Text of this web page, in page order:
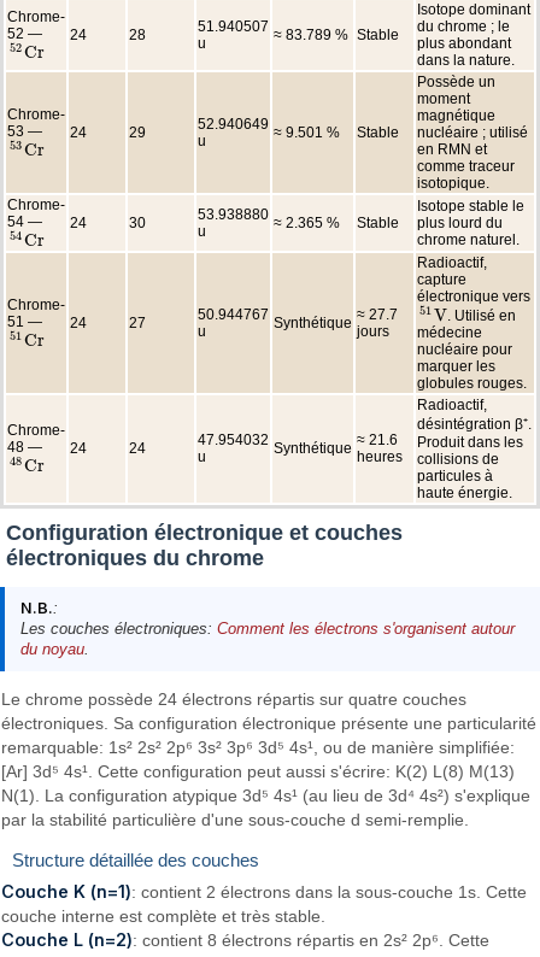
Chrome-
52 —
52Cr
52Cr
24 28
51.940507
u
≈ 83.789 % Stable
Isotope dominant
du chrome ; le
plus abondant
dans la nature.
Chrome-
53 —
53Cr
53Cr
24 29
52.940649
u
≈ 9.501 % Stable
Possède un
moment
magnétique
nucléaire ; utilisé
en RMN et
comme traceur
isotopique.
Chrome-
54 —
54Cr
54Cr
24 30
53.938880
u
≈ 2.365 % Stable
Isotope stable le
plus lourd du
chrome naturel.
Chrome-
51 —
51Cr
51Cr
24 27
50.944767
u
Synthétique ≈ 27.7
jours
Radioactif,
capture
électronique vers
51V
51 V . Utilisé en
médecine
nucléaire pour
marquer les
globules rouges.
Chrome-
48 —
48Cr
48Cr
24 24
47.954032
u
Synthétique ≈ 21.6
heures
Radioactif,
désintégration β⁺.
Produit dans les
collisions de
particules à
haute énergie.
Configuration électronique et couches
électroniques du chrome
N.B.:
Les couches électroniques: Comment les électrons s'organisent autour
du noyau.
Le chrome possède 24 électrons répartis sur quatre couches
électroniques. Sa configuration électronique présente une particularité
remarquable: 1s² 2s² 2p⁶ 3s² 3p⁶ 3d⁵ 4s¹, ou de manière simplifiée:
[Ar] 3d⁵ 4s¹. Cette configuration peut aussi s'écrire: K(2) L(8) M(13)
N(1). La configuration atypique 3d⁵ 4s¹ (au lieu de 3d⁴ 4s²) s'explique
par la stabilité particulière d'une sous-couche d semi-remplie.
Structure détaillée des couches
Couche K (n=1): contient 2 électrons dans la sous-couche 1s. Cette
couche interne est complète et très stable.
Couche L (n=2): contient 8 électrons répartis en 2s² 2p⁶. Cette